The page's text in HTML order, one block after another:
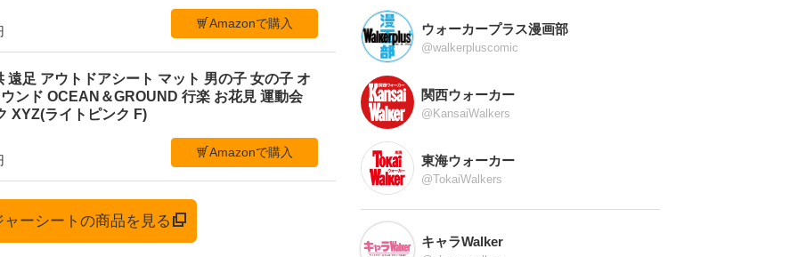
Amazonで購入
遠足 アウトドアシート マット 男の子 女の子 オ
ンド OCEAN＆GROUND 行楽 お花見 運動会
XYZ(ライトピンク F)
Amazonで購入
ーシートの商品を見る
ウォーカープラス漫画部
@walkerpluscomic
関西ウォーカー
@KansaiWalkers
東海ウォーカー
@TokaiWalkers
キャラWalker